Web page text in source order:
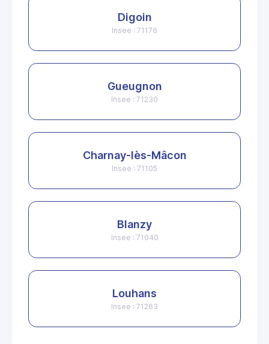
Digoin
Insee : 71176
Gueugnon
Insee : 71230
Charnay-lès-Mâcon
Insee : 71105
Blanzy
Insee : 71040
Louhans
Insee : 71263